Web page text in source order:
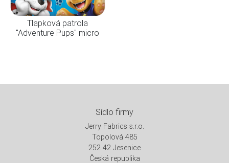
Tlapková patrola
"Adventure Pups" micro
Sídlo firmy
Jerry Fabrics s.r.o.
Topolová 485
252 42 Jesenice
Česká republika